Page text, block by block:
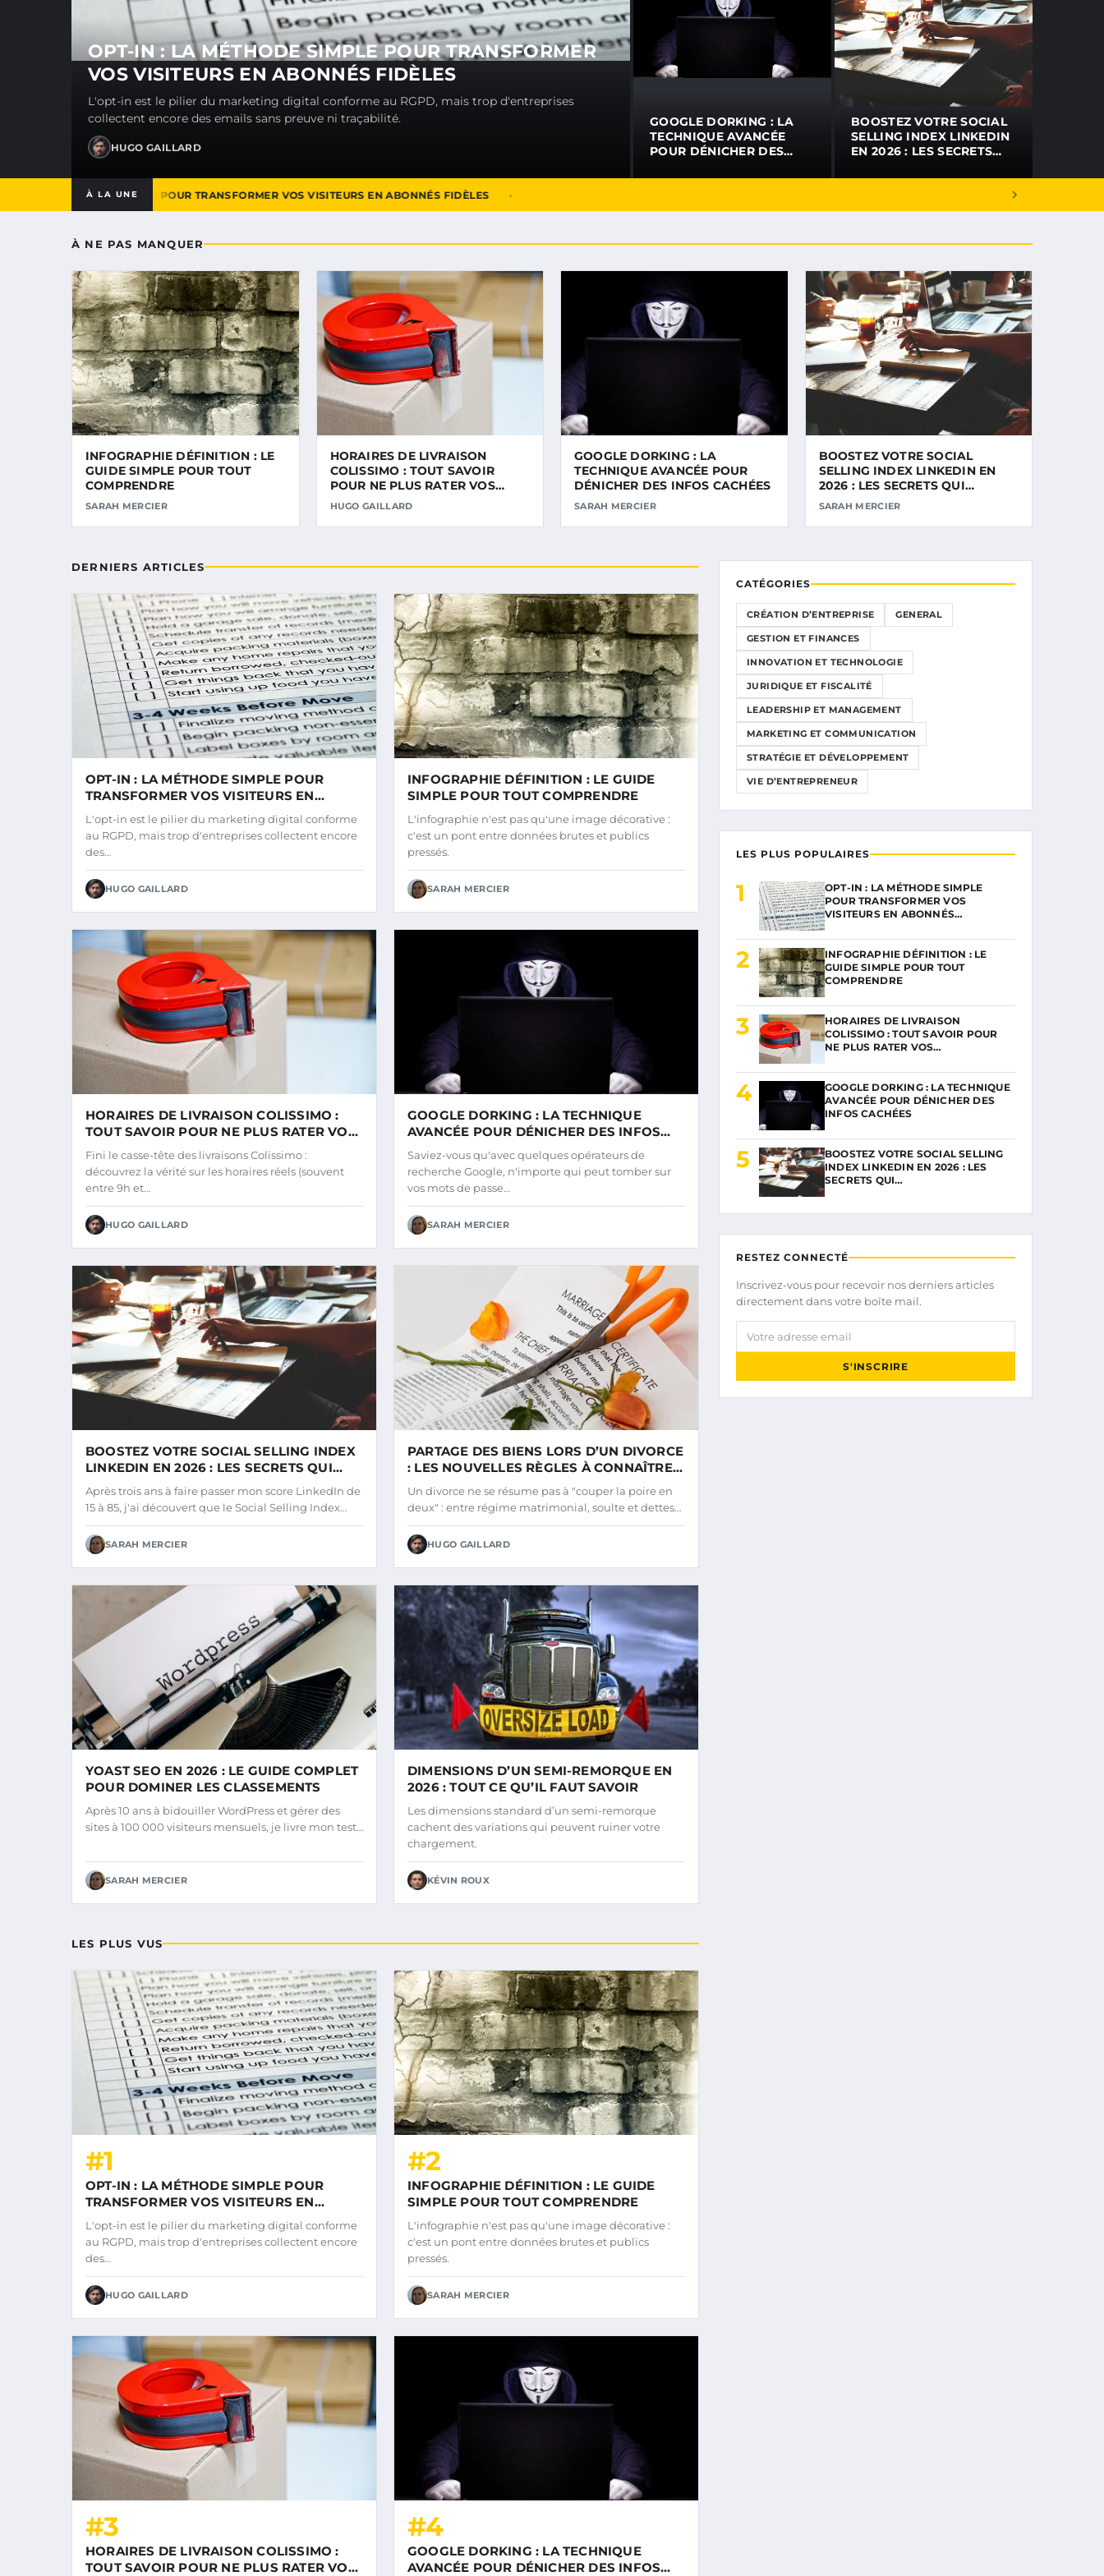
OPT-IN : LA MÉTHODE SIMPLE POUR TRANSFORMER
VOS VISITEURS EN ABONNÉS FIDÈLES
L'opt-in est le pilier du marketing digital conforme au RGPD, mais trop d'entreprises
collectent encore des emails sans preuve ni traçabilité.
HUGO GAILLARD
GOOGLE DORKING : LA
TECHNIQUE AVANCÉE
POUR DÉNICHER DES
BOOSTEZ VOTRE SOCIAL
SELLING INDEX LINKEDIN
EN 2026 : LES SECRETS
À LA UNE
IN : LA MÉTHODE SIMPLE POUR TRANSFORMER VOS VISITEURS EN ABONNÉS FIDÈLES
À NE PAS MANQUER
INFOGRAPHIE DÉFINITION : LE
GUIDE SIMPLE POUR TOUT
COMPRENDRE
SARAH MERCIER
HORAIRES DE LIVRAISON
COLISSIMO : TOUT SAVOIR
POUR NE PLUS RATER VOS
COLIS
HUGO GAILLARD
GOOGLE DORKING : LA
TECHNIQUE AVANCÉE POUR
DÉNICHER DES INFOS CACHÉES
SARAH MERCIER
BOOSTEZ VOTRE SOCIAL
SELLING INDEX LINKEDIN EN
2026 : LES SECRETS QUI
MARCHENT
SARAH MERCIER
DERNIERS ARTICLES
OPT-IN : LA MÉTHODE SIMPLE POUR
TRANSFORMER VOS VISITEURS EN
ABONNÉS FIDÈLES
L'opt-in est le pilier du marketing digital conforme
au RGPD, mais trop d'entreprises collectent encore
des…
HUGO GAILLARD
INFOGRAPHIE DÉFINITION : LE GUIDE
SIMPLE POUR TOUT COMPRENDRE
L'infographie n'est pas qu'une image décorative :
c'est un pont entre données brutes et publics
pressés.
SARAH MERCIER
HORAIRES DE LIVRAISON COLISSIMO :
TOUT SAVOIR POUR NE PLUS RATER VOS
COLIS
Fini le casse-tête des livraisons Colissimo :
découvrez la vérité sur les horaires réels (souvent
entre 9h et…
HUGO GAILLARD
GOOGLE DORKING : LA TECHNIQUE
AVANCÉE POUR DÉNICHER DES INFOS
CACHÉES
Saviez-vous qu'avec quelques opérateurs de
recherche Google, n'importe qui peut tomber sur
vos mots de passe…
SARAH MERCIER
BOOSTEZ VOTRE SOCIAL SELLING INDEX
LINKEDIN EN 2026 : LES SECRETS QUI
MARCHENT
Après trois ans à faire passer mon score LinkedIn de
15 à 85, j'ai découvert que le Social Selling Index…
SARAH MERCIER
PARTAGE DES BIENS LORS D’UN DIVORCE
: LES NOUVELLES RÈGLES À CONNAÎTRE
EN 2026
Un divorce ne se résume pas à "couper la poire en
deux" : entre régime matrimonial, soulte et dettes…
HUGO GAILLARD
YOAST SEO EN 2026 : LE GUIDE COMPLET
POUR DOMINER LES CLASSEMENTS
Après 10 ans à bidouiller WordPress et gérer des
sites à 100 000 visiteurs mensuels, je livre mon test…
SARAH MERCIER
DIMENSIONS D’UN SEMI-REMORQUE EN
2026 : TOUT CE QU’IL FAUT SAVOIR
Les dimensions standard d’un semi-remorque
cachent des variations qui peuvent ruiner votre
chargement.
KÉVIN ROUX
LES PLUS VUS
#1
OPT-IN : LA MÉTHODE SIMPLE POUR
TRANSFORMER VOS VISITEURS EN
ABONNÉS FIDÈLES
L'opt-in est le pilier du marketing digital conforme
au RGPD, mais trop d'entreprises collectent encore
des…
HUGO GAILLARD
#2
INFOGRAPHIE DÉFINITION : LE GUIDE
SIMPLE POUR TOUT COMPRENDRE
L'infographie n'est pas qu'une image décorative :
c'est un pont entre données brutes et publics
pressés.
SARAH MERCIER
#3
HORAIRES DE LIVRAISON COLISSIMO :
TOUT SAVOIR POUR NE PLUS RATER VOS
#4
GOOGLE DORKING : LA TECHNIQUE
AVANCÉE POUR DÉNICHER DES INFOS
CATÉGORIES
CRÉATION D’ENTREPRISE GENERAL
GESTION ET FINANCES
INNOVATION ET TECHNOLOGIE
JURIDIQUE ET FISCALITÉ
LEADERSHIP ET MANAGEMENT
MARKETING ET COMMUNICATION
STRATÉGIE ET DÉVELOPPEMENT
VIE D’ENTREPRENEUR
LES PLUS POPULAIRES
1
OPT-IN : LA MÉTHODE SIMPLE
POUR TRANSFORMER VOS
VISITEURS EN ABONNÉS…
2
INFOGRAPHIE DÉFINITION : LE
GUIDE SIMPLE POUR TOUT
COMPRENDRE
3
HORAIRES DE LIVRAISON
COLISSIMO : TOUT SAVOIR POUR
NE PLUS RATER VOS…
4
GOOGLE DORKING : LA TECHNIQUE
AVANCÉE POUR DÉNICHER DES
INFOS CACHÉES
5
BOOSTEZ VOTRE SOCIAL SELLING
INDEX LINKEDIN EN 2026 : LES
SECRETS QUI…
RESTEZ CONNECTÉ
Inscrivez-vous pour recevoir nos derniers articles
directement dans votre boîte mail.
Votre adresse email
S'INSCRIRE